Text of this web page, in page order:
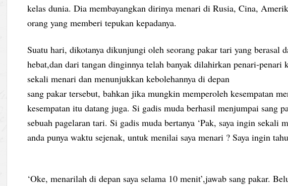
kelas dunia. Dia membayangkan dirinya menari di Rusia, Cina,
orang yang memberi tepukan kepadanya.
Suatu hari, dikotanya dikunjungi oleh seorang pakar tari yang berasal
hebat,dan dari tangan dinginnya telah banyak dilahirkan penari-
sekali menari dan menunjukkan kebolehannya di depan
sang pakar tersebut, bahkan jika mungkin memperoleh kesempatan
kesempatan itu datang juga. Si gadis muda berhasil menjumpai sang
sebuah pagelaran tari. Si gadis muda bertanya ‘Pak, saya ingin sekali
anda punya waktu sejenak, untuk menilai saya menari ? Saya ingin
‘Oke, menarilah di depan saya selama 10 menit’,jawab sang pakar.